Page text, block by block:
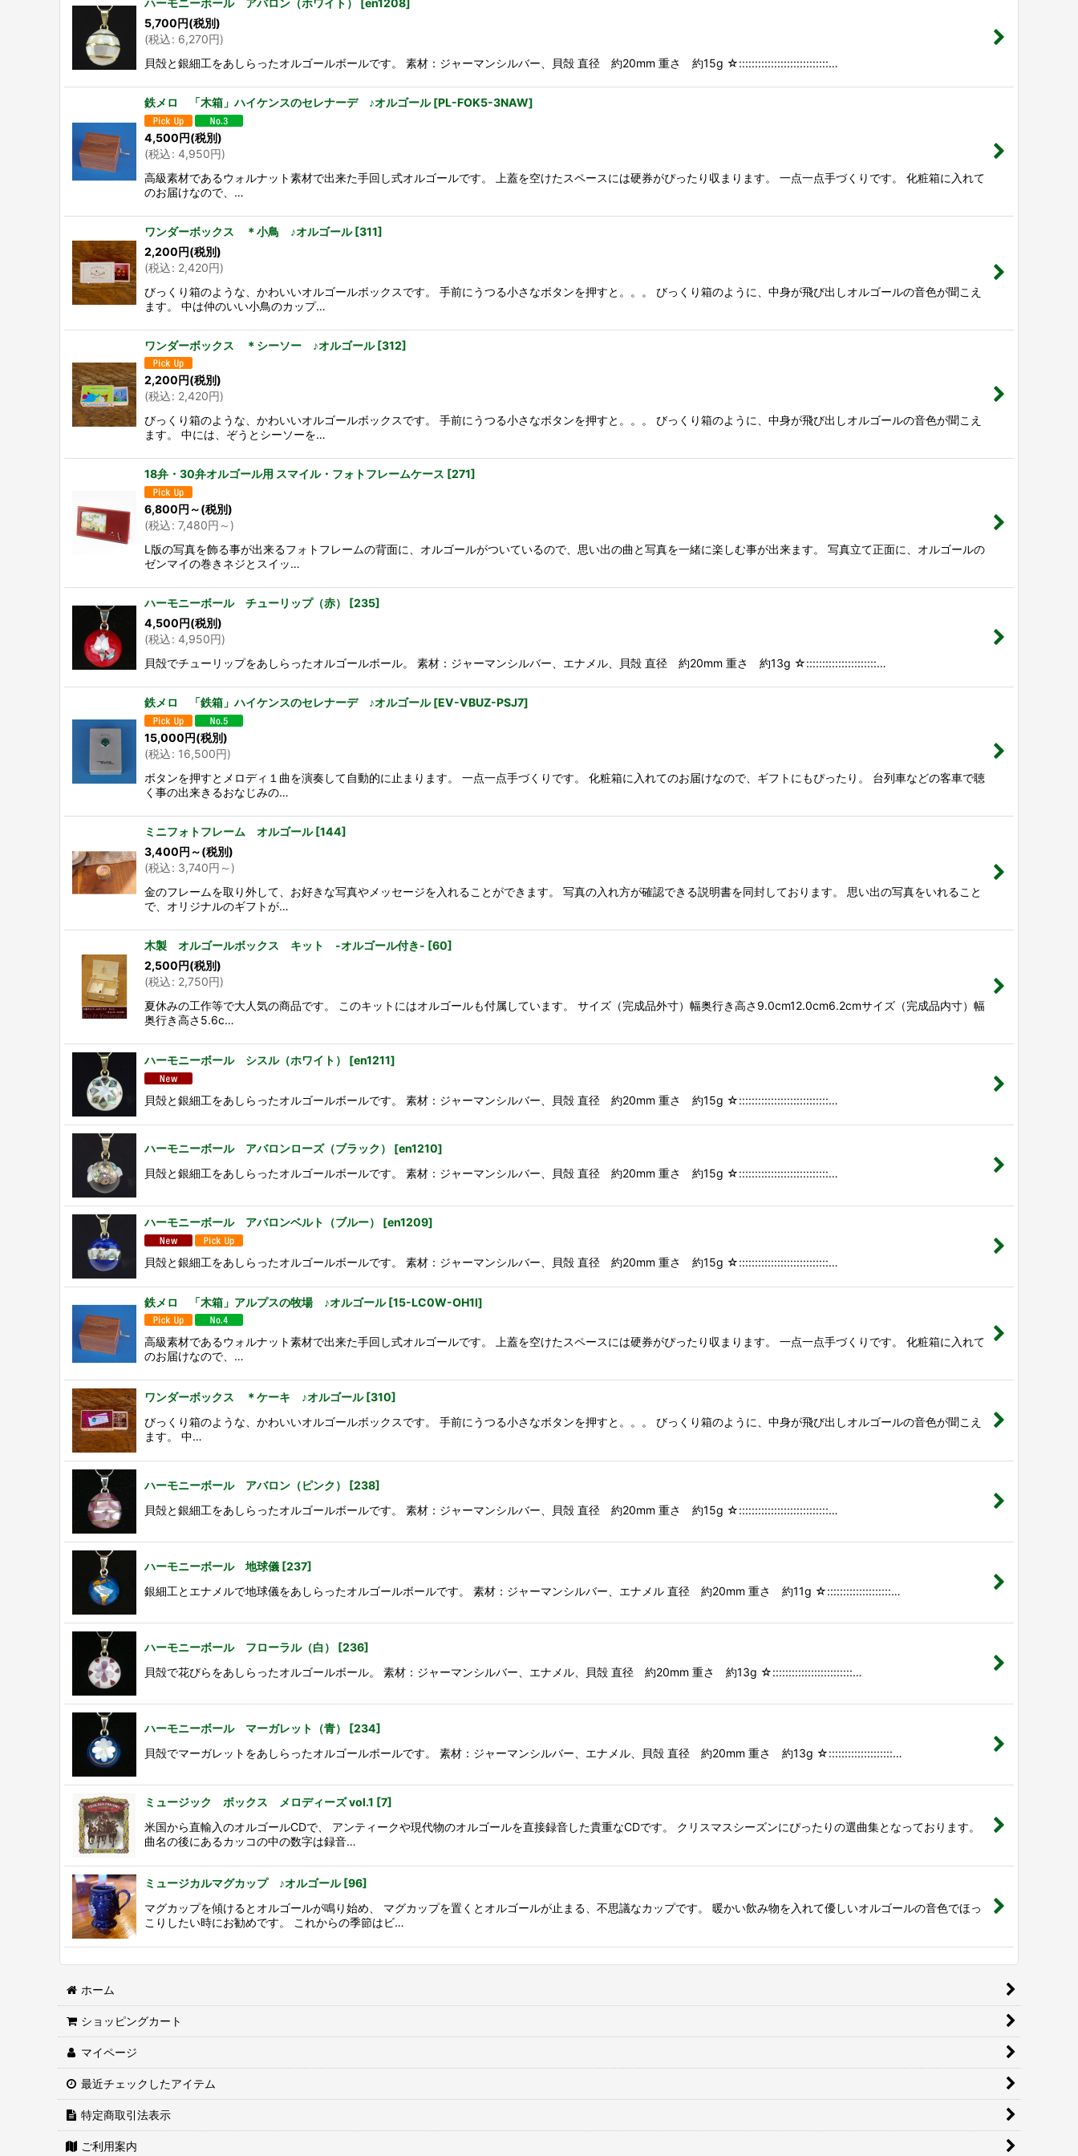
ハーモニーボール アバロン（ホワイト） [en1208]
5,700円(税別)
(税込: 6,270円)
貝殻と銀細工をあしらったオルゴールボールです。 素材：ジャーマンシルバー、貝殻 直径 約20mm 重さ 約15g ☆::::::::::::::::::::::::::::…
鉄メロ 「木箱」ハイケンスのセレナーデ ♪オルゴール [PL-FOK5-3NAW]
4,500円(税別)
(税込: 4,950円)
高級素材であるウォルナット素材で出来た手回し式オルゴールです。 上蓋を空けたスペースには硬券がぴったり収まります。 一点一点手づくりです。 化粧箱に入れて
のお届けなので、…
ワンダーボックス ＊小鳥 ♪オルゴール [311]
2,200円(税別)
(税込: 2,420円)
びっくり箱のような、かわいいオルゴールボックスです。 手前にうつる小さなボタンを押すと。。。 びっくり箱のように、中身が飛び出しオルゴールの音色が聞こえ
ます。 中は仲のいい小鳥のカップ…
ワンダーボックス ＊シーソー ♪オルゴール [312]
2,200円(税別)
(税込: 2,420円)
びっくり箱のような、かわいいオルゴールボックスです。 手前にうつる小さなボタンを押すと。。。 びっくり箱のように、中身が飛び出しオルゴールの音色が聞こえ
ます。 中には、ぞうとシーソーを…
18弁・30弁オルゴール用 スマイル・フォトフレームケース [271]
6,800円 ～(税別)
(税込: 7,480円 ～ )
L版の写真を飾る事が出来るフォトフレームの背面に、オルゴールがついているので、思い出の曲と写真を一緒に楽しむ事が出来ます。 写真立て正面に、オルゴールの
ゼンマイの巻きネジとスイッ…
ハーモニーボール チューリップ（赤） [235]
4,500円(税別)
(税込: 4,950円)
貝殻でチューリップをあしらったオルゴールボール。 素材：ジャーマンシルバー、エナメル、貝殻 直径 約20mm 重さ 約13g ☆::::::::::::::::::::::…
鉄メロ 「鉄箱」ハイケンスのセレナーデ ♪オルゴール [EV-VBUZ-PSJ7]
15,000円(税別)
(税込: 16,500円)
ボタンを押すとメロディ１曲を演奏して自動的に止まります。 一点一点手づくりです。 化粧箱に入れてのお届けなので、ギフトにもぴったり。 台列車などの客車で聴
く事の出来きるおなじみの…
ミニフォトフレーム オルゴール [144]
3,400円 ～(税別)
(税込: 3,740円 ～ )
金のフレームを取り外して、お好きな写真やメッセージを入れることができます。 写真の入れ方が確認できる説明書を同封しております。 思い出の写真をいれること
で、オリジナルのギフトが…
木製 オルゴールボックス キット -オルゴール付き- [60]
2,500円(税別)
(税込: 2,750円)
夏休みの工作等で大人気の商品です。 このキットにはオルゴールも付属しています。 サイズ（完成品外寸）幅奥行き高さ9.0cm12.0cm6.2cmサイズ（完成品内寸）幅
奥行き高さ5.6c…
ハーモニーボール シスル（ホワイト） [en1211]
貝殻と銀細工をあしらったオルゴールボールです。 素材：ジャーマンシルバー、貝殻 直径 約20mm 重さ 約15g ☆::::::::::::::::::::::::::::…
ハーモニーボール アバロンローズ（ブラック） [en1210]
貝殻と銀細工をあしらったオルゴールボールです。 素材：ジャーマンシルバー、貝殻 直径 約20mm 重さ 約15g ☆::::::::::::::::::::::::::::…
ハーモニーボール アバロンベルト（ブルー） [en1209]
貝殻と銀細工をあしらったオルゴールボールです。 素材：ジャーマンシルバー、貝殻 直径 約20mm 重さ 約15g ☆::::::::::::::::::::::::::::…
鉄メロ 「木箱」アルプスの牧場 ♪オルゴール [15-LC0W-OH1I]
高級素材であるウォルナット素材で出来た手回し式オルゴールです。 上蓋を空けたスペースには硬券がぴったり収まります。 一点一点手づくりです。 化粧箱に入れて
のお届けなので、…
ワンダーボックス ＊ケーキ ♪オルゴール [310]
びっくり箱のような、かわいいオルゴールボックスです。 手前にうつる小さなボタンを押すと。。。 びっくり箱のように、中身が飛び出しオルゴールの音色が聞こえ
ます。 中…
ハーモニーボール アバロン（ピンク） [238]
貝殻と銀細工をあしらったオルゴールボールです。 素材：ジャーマンシルバー、貝殻 直径 約20mm 重さ 約15g ☆::::::::::::::::::::::::::::…
ハーモニーボール 地球儀 [237]
銀細工とエナメルで地球儀をあしらったオルゴールボールです。 素材：ジャーマンシルバー、エナメル 直径 約20mm 重さ 約11g ☆::::::::::::::::::::…
ハーモニーボール フローラル（白） [236]
貝殻で花びらをあしらったオルゴールボール。 素材：ジャーマンシルバー、エナメル、貝殻 直径 約20mm 重さ 約13g ☆:::::::::::::::::::::::::…
ハーモニーボール マーガレット（青） [234]
貝殻でマーガレットをあしらったオルゴールボールです。 素材：ジャーマンシルバー、エナメル、貝殻 直径 約20mm 重さ 約13g ☆::::::::::::::::::::…
ミュージック ボックス メロディーズ vol.1 [7]
米国から直輸入のオルゴールCDで、 アンティークや現代物のオルゴールを直接録音した貴重なCDです。 クリスマスシーズンにぴったりの選曲集となっております。
曲名の後にあるカッコの中の数字は録音…
ミュージカルマグカップ ♪オルゴール [96]
マグカップを傾けるとオルゴールが鳴り始め、 マグカップを置くとオルゴールが止まる、不思議なカップです。 暖かい飲み物を入れて優しいオルゴールの音色でほっ
こりしたい時にお勧めです。 これからの季節はビ…
ホーム
ショッピングカート
マイページ
最近チェックしたアイテム
特定商取引法表示
ご利用案内